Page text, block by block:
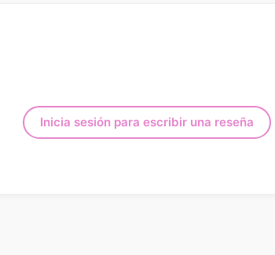
Inicia sesión para escribir una reseña